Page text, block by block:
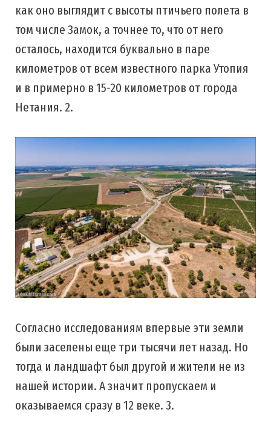
как оно выглядит с высоты птичьего полета в
том числе Замок, а точнее то, что от него
осталось, находится буквально в паре
километров от всем известного парка Утопия
и в примерно в 15-20 километров от города
Нетания. 2.
Согласно исследованиям впервые эти земли
были заселены еще три тысячи лет назад. Но
тогда и ландшафт был другой и жители не из
нашей истории. А значит пропускаем и
оказываемся сразу в 12 веке. 3.